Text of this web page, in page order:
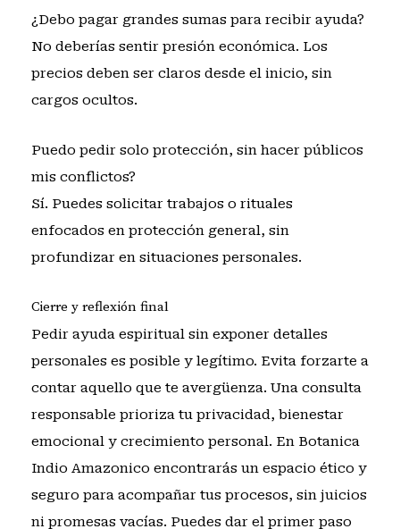
¿Debo pagar grandes sumas para recibir ayuda?
No deberías sentir presión económica. Los
precios deben ser claros desde el inicio, sin
cargos ocultos.
Puedo pedir solo protección, sin hacer públicos
mis conflictos?
Sí. Puedes solicitar trabajos o rituales
enfocados en protección general, sin
profundizar en situaciones personales.
Cierre y reflexión final
Pedir ayuda espiritual sin exponer detalles
personales es posible y legítimo. Evita forzarte a
contar aquello que te avergüenza. Una consulta
responsable prioriza tu privacidad, bienestar
emocional y crecimiento personal. En Botanica
Indio Amazonico encontrarás un espacio ético y
seguro para acompañar tus procesos, sin juicios
ni promesas vacías. Puedes dar el primer paso